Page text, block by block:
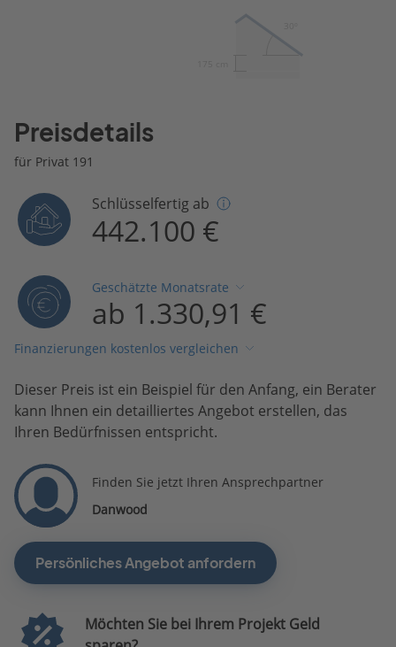
Preisdetails
für Privat 191
Schlüsselfertig ab
442.100 €
Geschätzte Monatsrate
ab 1.330,91 €
Finanzierungen kostenlos vergleichen
Dieser Preis ist ein Beispiel für den Anfang, ein Berater
kann Ihnen ein detailliertes Angebot erstellen, das
Ihren Bedürfnissen entspricht.
Finden Sie jetzt Ihren Ansprechpartner
Danwood
Persönliches Angebot anfordern
Möchten Sie bei Ihrem Projekt Geld